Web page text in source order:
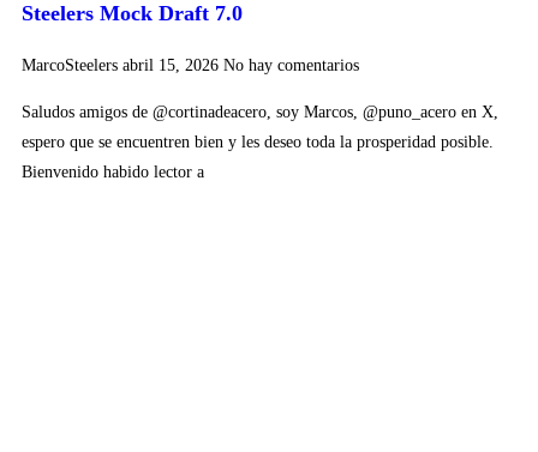
Steelers Mock Draft 7.0
MarcoSteelers abril 15, 2026 No hay comentarios
Saludos amigos de @cortinadeacero, soy Marcos, @puno_acero en X,
espero que se encuentren bien y les deseo toda la prosperidad posible.
Bienvenido habido lector a